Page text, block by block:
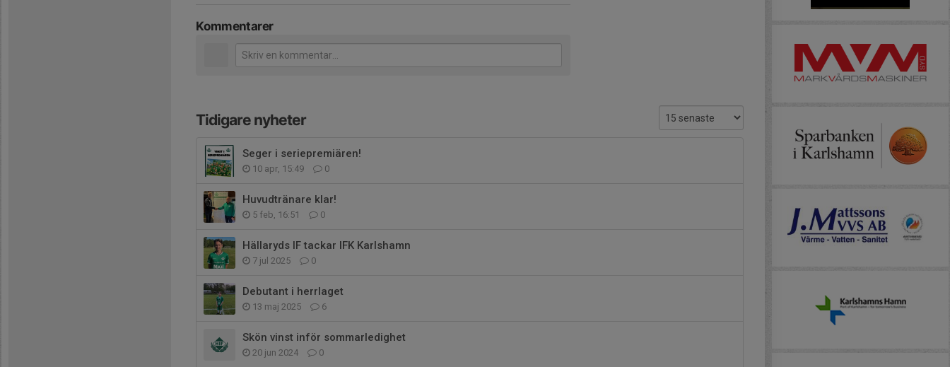
Kommentarer
Tidigare nyheter
Seger i seriepremiären!
10 apr, 15:49 0
Huvudtränare klar!
5 feb, 16:51 0
Hällaryds IF tackar IFK Karlshamn
7 jul 2025 0
Debutant i herrlaget
13 maj 2025 6
Skön vinst inför sommarledighet
20 jun 2024 0